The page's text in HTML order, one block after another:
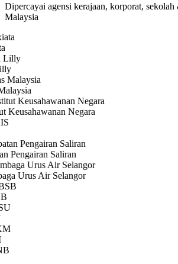
Dipercayai agensi kerajaan, korporat,
Malaysia
Negara
Pengairan Saliran
Urus Air Selangor